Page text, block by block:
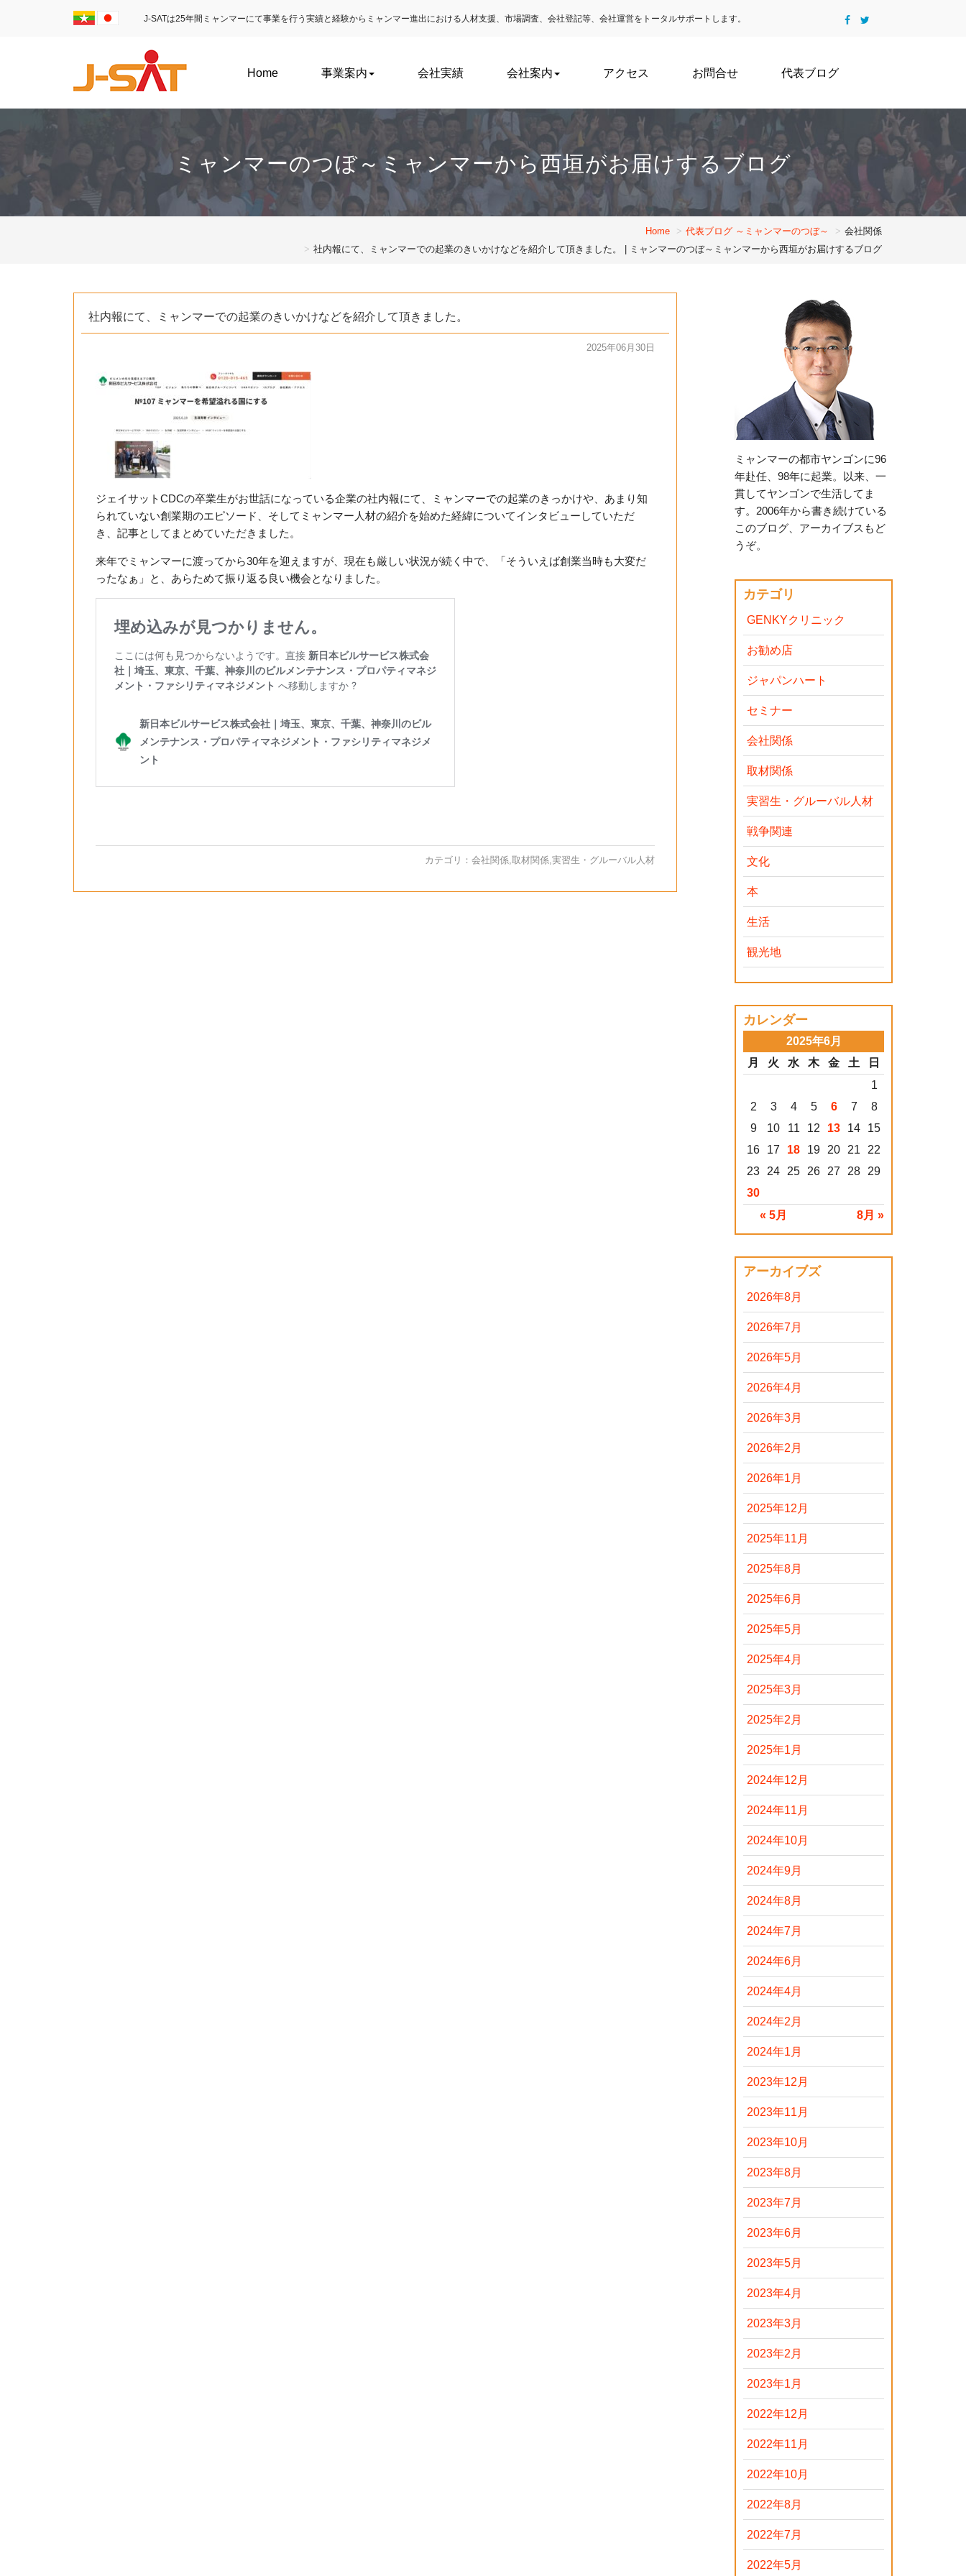
J-SATは25年間ミャンマーにて事業を行う実績と経験からミャンマー進出における 人材支援、市場調査、会社登記等、会社運営をトータルサポートします。
Home 事業案内 会社実績 会社案内 アクセス お問合せ 代表ブログ
ミャンマーのつぼ～ミャンマーから西垣がお届けするブログ
Home 代表ブログ ～ミャンマーのつぼ～
会社関係
社内報にて、ミャンマーでの起業のきいかけなどを紹介して頂きました。 | ミャンマーのつぼ～ミャンマーから西垣がお届けするブログ
社内報にて、ミャンマーでの起業のきいかけなどを紹介して頂きました。
2025年06月30日
ジェイサットCDCの卒業生がお世話になっている企業の社内報にて、ミャンマーでの起業のきっかけや、あまり知
られていない創業期のエピソード、そしてミャンマー人材の紹介を始めた経緯についてインタビューしていただ
き、記事としてまとめていただきました。
来年でミャンマーに渡ってから30年を迎えますが、現在も厳しい状況が続く中で、「そういえば創業当時も大変だ
ったなぁ」と、あらためて振り返る良い機会となりました。
カテゴリ： 会社関係 取材関係 実習生・グルーバル人材
ミャンマーの都市ヤンゴンに96
年赴任、98年に起業。以来、一
貫してヤンゴンで生活してま
す。2006年から書き続けている
このブログ、アーカイブスもど
うぞ。
カテゴリ
GENKYクリニック
お勧め店
ジャパンハート
セミナー
会社関係
取材関係
実習生・グルーバル人材
戦争関連
文化
本
生活
観光地
カレンダー
2025年6月
月
火 水 木 金 土 日
« 5月 8月 »
1
2
3 4 5 6 7
8
9
10 11 12 13 14
15
16
17 18 19 20 21
22
23
24 25 26 27 28
29
30
アーカイブズ
2026年8月
2026年7月
2026年5月
2026年4月
2026年3月
2026年2月
2026年1月
2025年12月
2025年11月
2025年8月
2025年6月
2025年5月
2025年4月
2025年3月
2025年2月
2025年1月
2024年12月
2024年11月
2024年10月
2024年9月
2024年8月
2024年7月
2024年6月
2024年4月
2024年2月
2024年1月
2023年12月
2023年11月
2023年10月
2023年8月
2023年7月
2023年6月
2023年5月
2023年4月
2023年3月
2023年2月
2023年1月
2022年12月
2022年11月
2022年10月
2022年8月
2022年7月
2022年5月